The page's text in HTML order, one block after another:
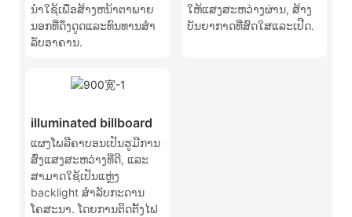
ນໍາໃຊ້ເພື່ອສ້າງຫນ້າຕາພາຍ
ນອກທີ່ດຶງດູດແລະທົນທານສໍາ
ລັບອາຄານ.
ໃຫ້ແສງສະຫວ່າງຜ່ານ, ສ້າງ
ບັນຍາກາດທີ່ສົດໃສແລະເປີດ.
illuminated billboard
ແຜງໂພລີຄາບອນເປັນຮູມີການ
ສົ່ງແສງສະຫວ່າງທີ່ດີ, ແລະ
ສາມາດໃຊ້ເປັນແຫຼ່ງ
backlight ສໍາລັບກະດານ
ໂຄສະນາ. ໂດຍການຕິດຕັ້ງໄຟ